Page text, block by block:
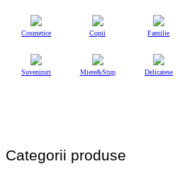
Cosmetice Copii Familie
Suveniruri Miere&Stup Delicatese
Categorii produse